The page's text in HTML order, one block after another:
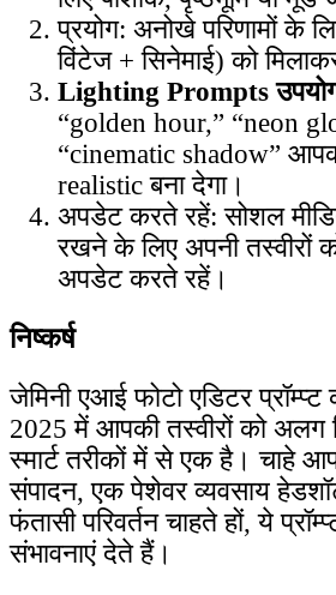
प्रयोग: अनोखे परिणामों के
विंटेज + सिनेमाई) को
Lighting Prompts
“golden hour,” “neon
“cinematic shadow”
realistic बना देगा।
अपडेट करते रहें: सोशल
रखने के लिए अपनी तस्वीरों
अपडेट करते रहें।
निष्कर्ष
जेमिनी एआई फोटो एडिटर
2025 में आपकी तस्वीरों को
स्मार्ट तरीकों में से एक है। चाहे
संपादन, एक पेशेवर व्यवसाय
फंतासी परिवर्तन चाहते हों, ये
संभावनाएं देते हैं।